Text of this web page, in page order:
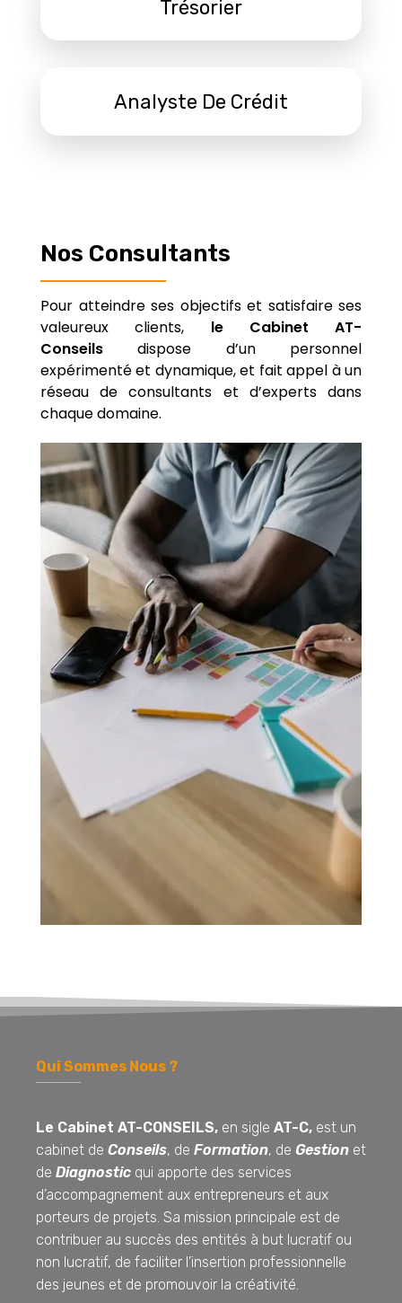
Trésorier
Analyste De Crédit
Nos Consultants
Pour atteindre ses objectifs et satisfaire ses
valeureux clients, le Cabinet AT-
Conseilsdispose d’un personnel
expérimenté et dynamique, et fait appel à un
réseau de consultants et d’experts dans
chaque domaine.
Qui Sommes Nous ?
Le Cabinet AT-CONSEILS, en sigle AT-C, est un
cabinet de Conseils, de Formation, de Gestion et
de Diagnostic qui apporte des services
d’accompagnement aux entrepreneurs et aux
porteurs de projets. Sa mission principale est de
contribuer au succès des entités à but lucratif ou
non lucratif, de faciliter l’insertion professionnelle
des jeunes et de promouvoir la créativité.